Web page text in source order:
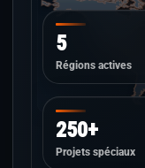
5
Régions actives
250+
Projets spéciaux